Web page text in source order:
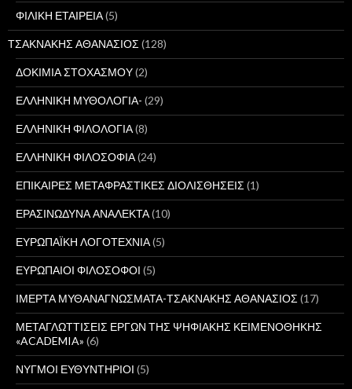
ΦΙΛΙΚΗ ΕΤΑΙΡΕΙΑ(5)
ΤΣΑΚΝΑΚΗΣ ΑΘΑΝΑΣΙΟΣ (128)
ΔΟΚΙΜΙΑ ΣΤΟΧΑΣΜΟΥ(2)
ΕΛΛΗΝΙΚΗ ΜΥΘΟΛΟΓΙΑ- (29)
ΕΛΛΗΝΙΚΗ ΦΙΛΟΛΟΓΙΑ(8)
ΕΛΛΗΝΙΚΗ ΦΙΛΟΣΟΦΙΑ(24)
ΕΠΙΚΑΙΡΕΣ ΜΕΤΑΦΡΑΣΤΙΚΕΣ ΔΙΟΛΙΣΘΗΣΕΙΣ (1)
ΕΡΑΣΙΝΩΔΥΝΑ ΑΝΑΛΕΚΤΑ(10)
ΕΥΡΩΠΑΪΚΗ ΛΟΓΟΤΕΧΝΙΑ(5)
ΕΥΡΩΠΑΙΟΙ ΦΙΛΟΣΟΦΟΙ (5)
ΙΜΕΡΤΑ ΜΥΘΑΝΑΓΝΩΣΜΑΤΑ-ΤΣΑΚΝΑΚΗΣ ΑΘΑΝΑΣΙΟΣ (17)
ΜΕΤΑΓΛΩΤΤΙΣΕΙΣ ΕΡΓΩΝ ΤΗΣ ΨΗΦΙΑΚΗΣ ΚΕΙΜΕΝΟΘΗΚΗΣ
«ACADEMIA» (6)
ΝΥΓΜΟΙ ΕΥΘΥΝΤΗΡΙΟΙ (5)